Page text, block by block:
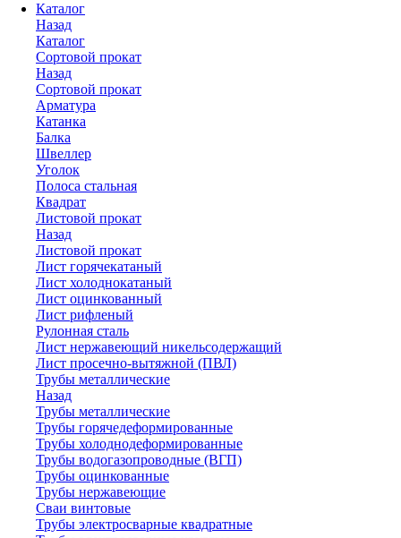
Каталог
Назад
Каталог
Сортовой прокат
Назад
Сортовой прокат
Арматура
Катанка
Балка
Швеллер
Уголок
Полоса стальная
Квадрат
Листовой прокат
Назад
Листовой прокат
Лист горячекатаный
Лист холоднокатаный
Лист оцинкованный
Лист рифленый
Рулонная сталь
Лист нержавеющий никельсодержащий
Лист просечно-вытяжной (ПВЛ)
Трубы металлические
Назад
Трубы металлические
Трубы горячедеформированные
Трубы холоднодеформированные
Трубы водогазопроводные (ВГП)
Трубы оцинкованные
Трубы нержавеющие
Сваи винтовые
Трубы электросварные квадратные